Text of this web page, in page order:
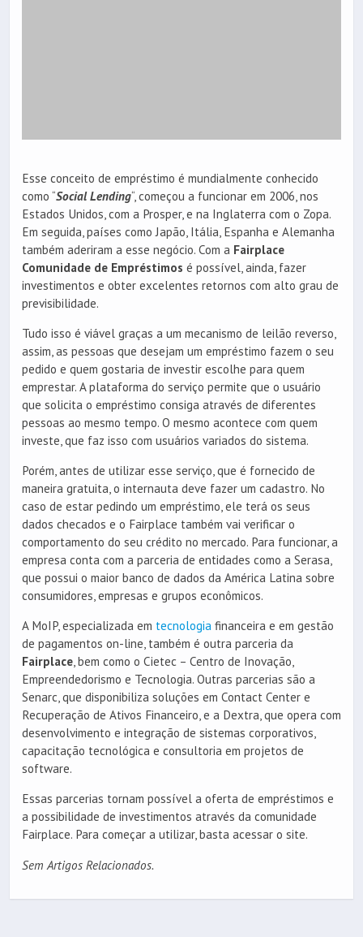
Esse conceito de empréstimo é mundialmente conhecido
como “Social Lending“, começou a funcionar em 2006, nos
Estados Unidos, com a Prosper, e na Inglaterra com o Zopa.
Em seguida, países como Japão, Itália, Espanha e Alemanha
também aderiram a esse negócio. Com a Fairplace
Comunidade de Empréstimos é possível, ainda, fazer
investimentos e obter excelentes retornos com alto grau de
previsibilidade.
Tudo isso é viável graças a um mecanismo de leilão reverso,
assim, as pessoas que desejam um empréstimo fazem o seu
pedido e quem gostaria de investir escolhe para quem
emprestar. A plataforma do serviço permite que o usuário
que solicita o empréstimo consiga através de diferentes
pessoas ao mesmo tempo. O mesmo acontece com quem
investe, que faz isso com usuários variados do sistema.
Porém, antes de utilizar esse serviço, que é fornecido de
maneira gratuita, o internauta deve fazer um cadastro. No
caso de estar pedindo um empréstimo, ele terá os seus
dados checados e o Fairplace também vai verificar o
comportamento do seu crédito no mercado. Para funcionar, a
empresa conta com a parceria de entidades como a Serasa,
que possui o maior banco de dados da América Latina sobre
consumidores, empresas e grupos econômicos.
A MoIP, especializada em tecnologia financeira e em gestão
de pagamentos on-line, também é outra parceria da
Fairplace, bem como o Cietec – Centro de Inovação,
Empreendedorismo e Tecnologia. Outras parcerias são a
Senarc, que disponibiliza soluções em Contact Center e
Recuperação de Ativos Financeiro, e a Dextra, que opera com
desenvolvimento e integração de sistemas corporativos,
capacitação tecnológica e consultoria em projetos de
software.
Essas parcerias tornam possível a oferta de empréstimos e
a possibilidade de investimentos através da comunidade
Fairplace. Para começar a utilizar, basta acessar o site.
Sem Artigos Relacionados.